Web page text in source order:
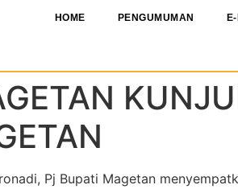
HOME PENGUMUMAN
Pj Bupati Magetan